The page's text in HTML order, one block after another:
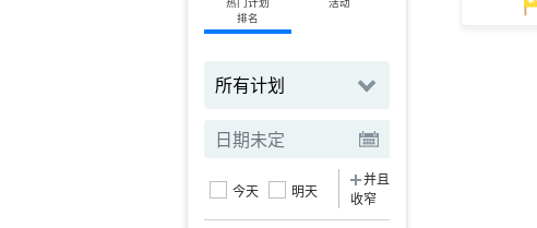
排名
搜索
今天 明天
并且
收窄